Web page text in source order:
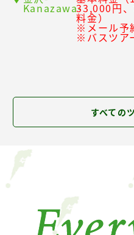
Kanazawa-33,000円
料金）
※メール予
※バスツア
すべての